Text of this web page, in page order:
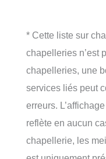
* Cette liste sur
chapelleries n’est
chapelleries, une
services liés peut
erreurs.
reflète en aucun
chapellerie, les